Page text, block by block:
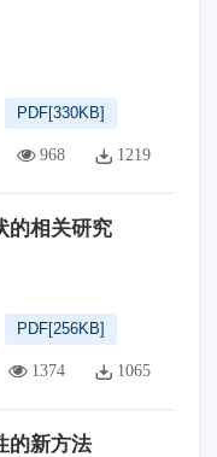
PDF[330KB]
968 1219
的相关研究
PDF[256KB]
1374 1065
的新方法